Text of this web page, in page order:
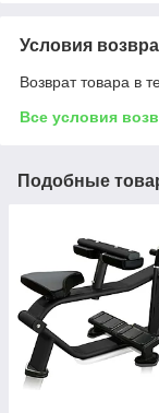
Условия
Возврат товара в
Все условия
Подобные